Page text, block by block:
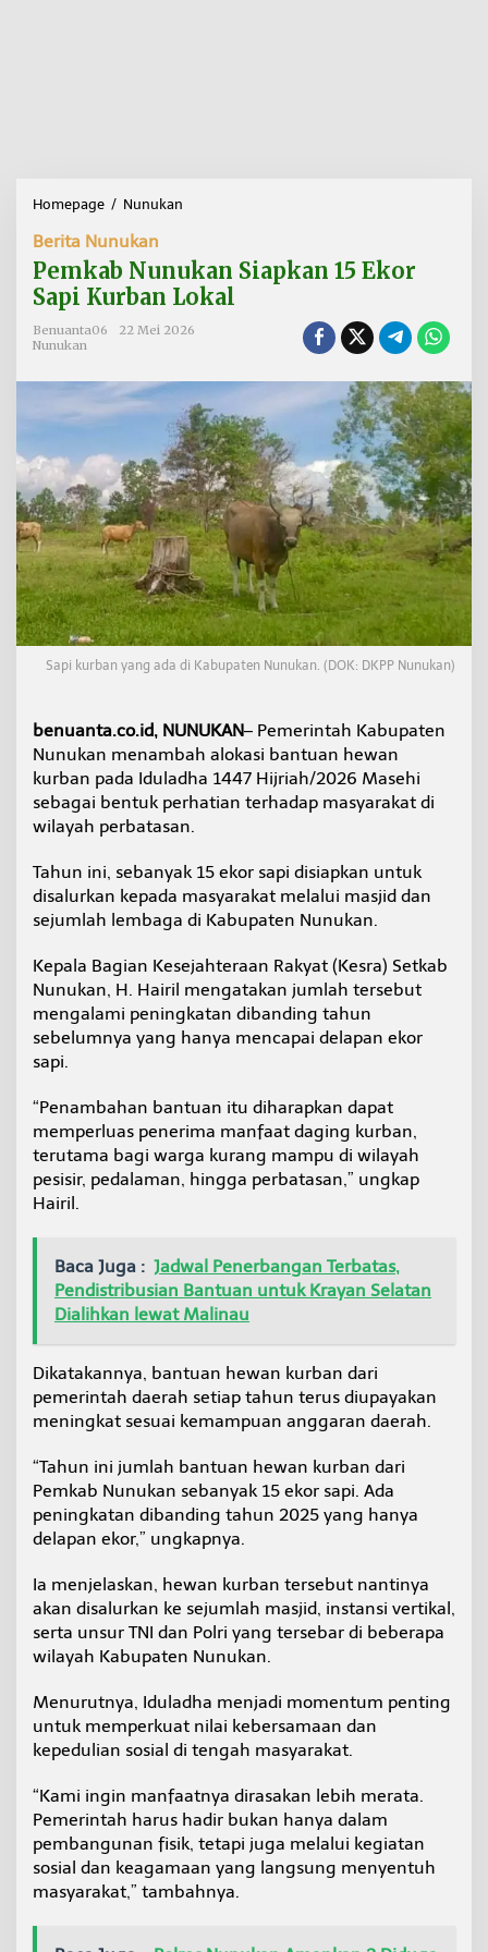
Homepage / Nunukan
k
a
b
u
a
n
S
i
a
p
k
a
n
1
5
E
o
a
p
i
K
u
r
a
n
o
a
l
Berita Nunukan
Pemkab Nunukan Siapkan 15 Ekor
Sapi Kurban Lokal
Benuanta06
22 Mei 2026
Nunukan
Sapi kurban yang ada di Kabupaten Nunukan. (DOK: DKPP Nunukan)
benuanta.co.id, NUNUKAN– Pemerintah Kabupaten
Nunukan menambah alokasi bantuan hewan
kurban pada Iduladha 1447 Hijriah/2026 Masehi
sebagai bentuk perhatian terhadap masyarakat di
wilayah perbatasan.
Tahun ini, sebanyak 15 ekor sapi disiapkan untuk
disalurkan kepada masyarakat melalui masjid dan
sejumlah lembaga di Kabupaten Nunukan.
Kepala Bagian Kesejahteraan Rakyat (Kesra) Setkab
Nunukan, H. Hairil mengatakan jumlah tersebut
mengalami peningkatan dibanding tahun
sebelumnya yang hanya mencapai delapan ekor
sapi.
“Penambahan bantuan itu diharapkan dapat
memperluas penerima manfaat daging kurban,
terutama bagi warga kurang mampu di wilayah
pesisir, pedalaman, hingga perbatasan,” ungkap
Hairil.
Baca Juga : Jadwal Penerbangan Terbatas,
Pendistribusian Bantuan untuk Krayan Selatan
Dialihkan lewat Malinau
Dikatakannya, bantuan hewan kurban dari
pemerintah daerah setiap tahun terus diupayakan
meningkat sesuai kemampuan anggaran daerah.
“Tahun ini jumlah bantuan hewan kurban dari
Pemkab Nunukan sebanyak 15 ekor sapi. Ada
peningkatan dibanding tahun 2025 yang hanya
delapan ekor,” ungkapnya.
Ia menjelaskan, hewan kurban tersebut nantinya
akan disalurkan ke sejumlah masjid, instansi vertikal,
serta unsur TNI dan Polri yang tersebar di beberapa
wilayah Kabupaten Nunukan.
Menurutnya, Iduladha menjadi momentum penting
untuk memperkuat nilai kebersamaan dan
kepedulian sosial di tengah masyarakat.
“Kami ingin manfaatnya dirasakan lebih merata.
Pemerintah harus hadir bukan hanya dalam
pembangunan fisik, tetapi juga melalui kegiatan
sosial dan keagamaan yang langsung menyentuh
masyarakat,” tambahnya.